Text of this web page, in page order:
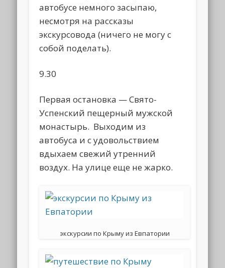
автобусе немного засыпаю,
несмотря на рассказы
экскурсовода (ничего не могу с
собой поделать).
9.30
Первая остановка — Свято-
Успенский пещерный мужской
монастырь. Выходим из
автобуса и с удовольствием
вдыхаем свежий утренний
воздух. На улице еще не жарко.
экскурсии по Крыму из Евпатории